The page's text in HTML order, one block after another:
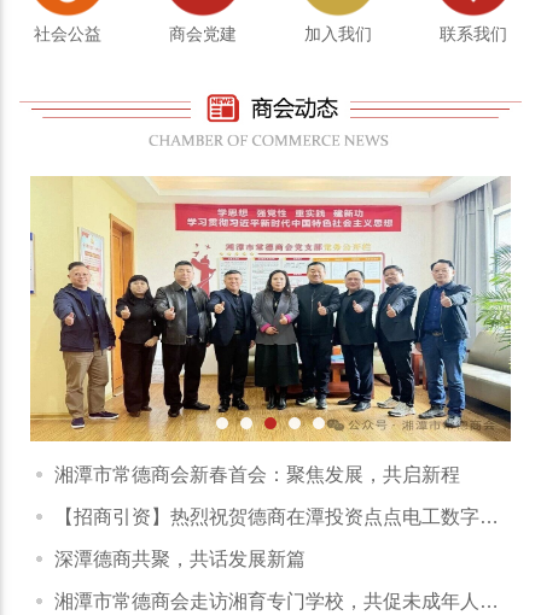
社会公益 商会党建 加入我们 联系我们
湘潭市常德商会新春首会：聚焦发展，共启新程
【招商引资】热烈祝贺德商在潭投资点点电工数字化
平台正式启动
深潭德商共聚，共话发展新篇
湘潭市常德商会走访湘育专门学校，共促未成年人成